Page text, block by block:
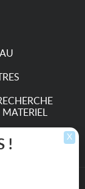
MATERIEL
X
!